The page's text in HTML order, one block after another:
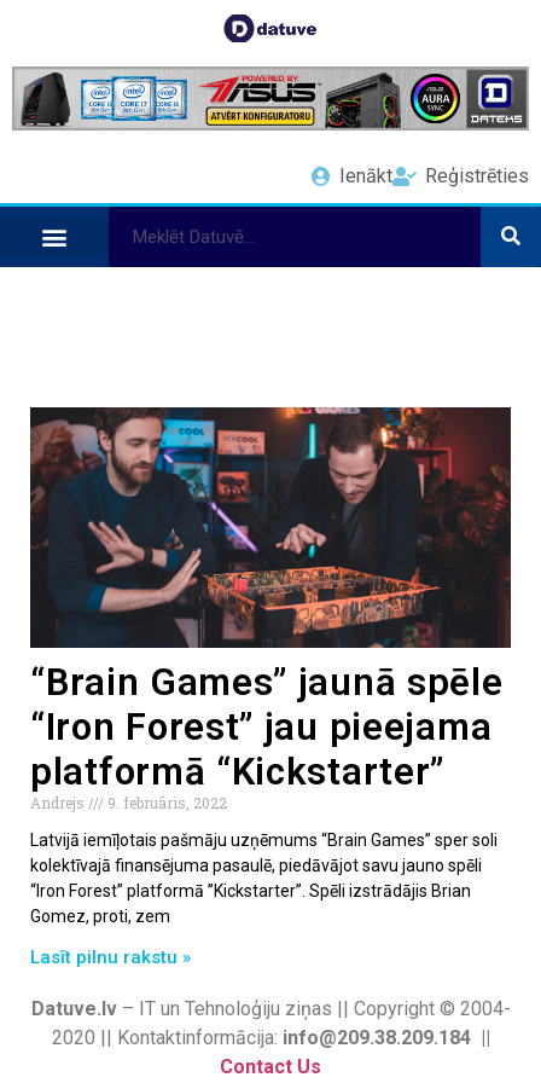
Ienākt Reģistrēties
“Brain Games” jaunā spēle
“Iron Forest” jau pieejama
platformā “Kickstarter”
Andrejs
9. februāris, 2022
Latvijā iemīļotais pašmāju uzņēmums “Brain Games” sper soli
kolektīvajā finansējuma pasaulē, piedāvājot savu jauno spēli
“Iron Forest” platformā ’’Kickstarter’’. Spēli izstrādājis Brian
Gomez, proti, zem
Lasīt pilnu rakstu »
Datuve.lv– IT un Tehnoloģiju ziņas || Copyright © 2004-
2020 || Kontaktinformācija: info@209.38.209.184 ||
Contact Us